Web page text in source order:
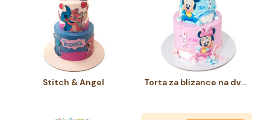
Stitch & Angel Torta za blizance na dva sprata